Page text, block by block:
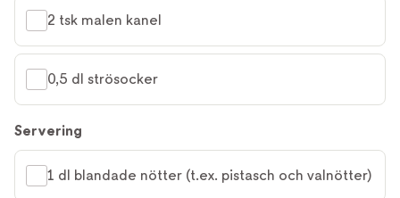
2 tsk malen kanel
0,5 dl strösocker
Servering
1 dl blandade nötter (t.ex. pistasch och valnötter)